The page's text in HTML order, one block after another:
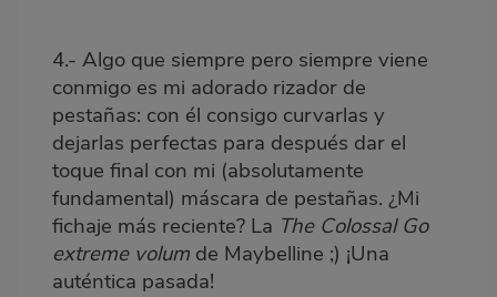
4.- Algo que siempre pero siempre viene
conmigo es mi adorado rizador de
pestañas: con él consigo curvarlas y
dejarlas perfectas para después dar el
toque final con mi (absolutamente
fundamental) máscara de pestañas. ¿Mi
fichaje más reciente? La The Colossal Go
extreme volum de Maybelline ;) ¡Una
auténtica pasada!